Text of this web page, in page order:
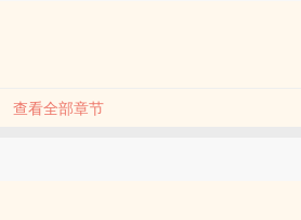
查看全部章节